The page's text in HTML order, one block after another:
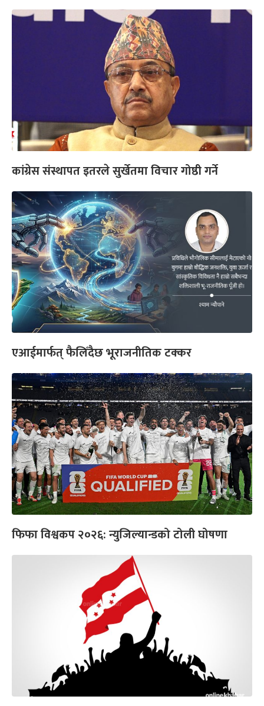
कांग्रेस संस्थापत इतरले सुर्खेतमा विचार गोष्ठी गर्ने
एआईमार्फत् फैलिँदैछ भूराजनीतिक टक्कर
फिफा विश्वकप २०२६: न्युजिल्यान्डको टोली घोषणा